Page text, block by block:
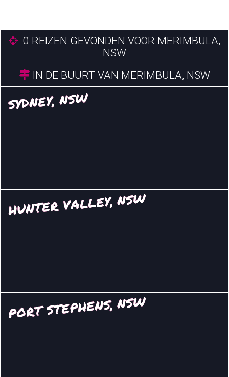
0 REIZEN GEVONDEN VOOR MERIMBULA,
NSW
IN DE BUURT VAN MERIMBULA, NSW
SYDNEY, NSW
HUNTER VALLEY, NSW
PORT STEPHENS, NSW